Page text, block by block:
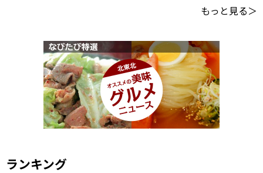
もっと見る＞
ランキング